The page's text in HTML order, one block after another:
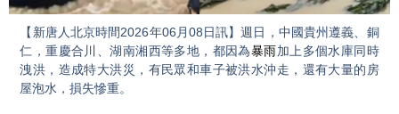
Video
【新唐人北京時間2026年06月08日訊】週日，中國貴州遵義、銅
仁，重慶合川、湖南湘西等多地，都因為暴雨加上多個水庫同時
洩洪，造成特大洪災，有民眾和車子被洪水沖走，還有大量的房
屋泡水，損失慘重。